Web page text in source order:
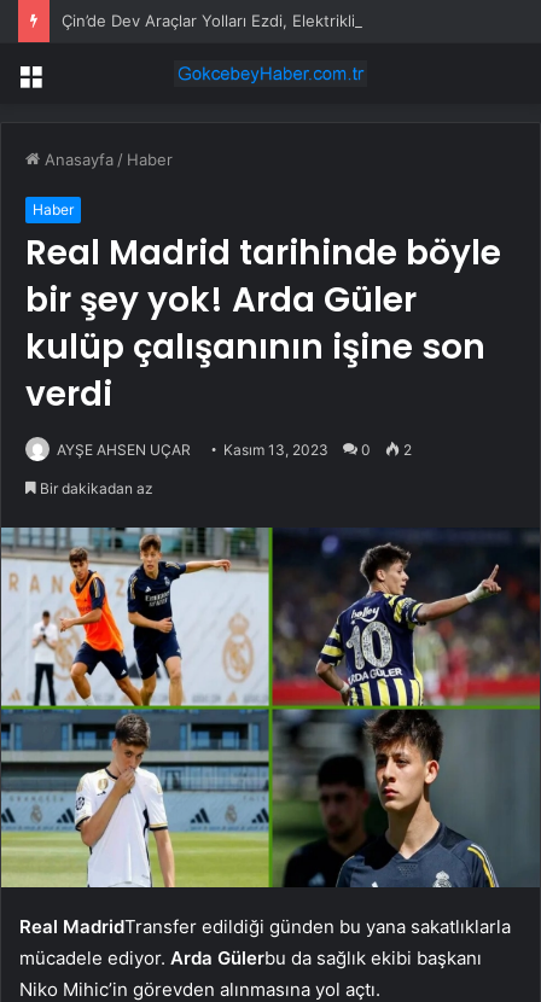
Menü
Anasayfa / Haber
Haber
Real Madrid tarihinde böyle
bir şey yok! Arda Güler
kulüp çalışanının işine son
verdi
AYŞE AHSEN UÇAR Kasım 13, 2023 0 2
Bir dakikadan az
Real MadridTransfer edildiği günden bu yana sakatlıklarla
mücadele ediyor. Arda Gülerbu da sağlık ekibi başkanı
Niko Mihic’in görevden alınmasına yol açtı.